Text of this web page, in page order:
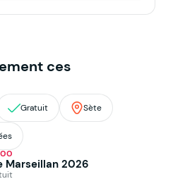
ces
Gratuit Sète
Marseillan 2026